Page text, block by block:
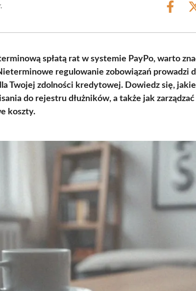
Share
spłatą rat w systemie PayPo, warto
regulowanie zobowiązań prowadzi
Twojej zdolności kredytowej. Dowiedz się,
do rejestru dłużników, a także jak
koszty.